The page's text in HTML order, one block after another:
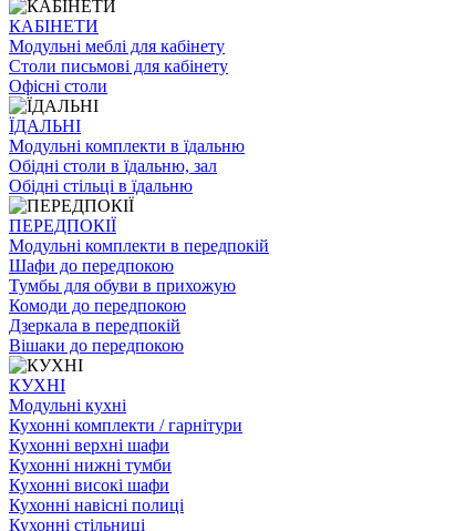
КАБІНЕТИ
Модульні меблі для кабінету
Столи письмові для кабінету
Офісні столи
ЇДАЛЬНI
Модульні комплекти в їдальню
Обідні столи в їдальню, зал
Обідні стільці в їдальню
ПЕРЕДПОКІЇ
Модульні комплекти в передпокій
Шафи до передпокою
Тумбы для обуви в прихожую
Комоди до передпокою
Дзеркала в передпокій
Вішаки до передпокою
КУХНІ
Модульні кухні
Кухонні комплекти / гарнітури
Кухонні верхні шафи
Кухонні нижні тумби
Кухонні високі шафи
Кухонні навісні полиці
Кухонні стільниці